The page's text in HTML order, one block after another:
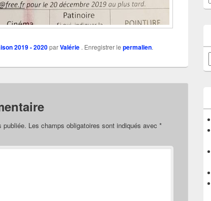
2019 - 2020parValérie . Enregistrer le permalien.
publiée. Les champs obligatoires sont indiqués avec *